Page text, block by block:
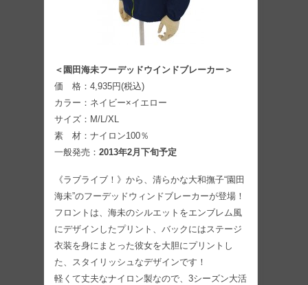
＜園田海未フーデッドウインドブレーカー＞
価 格：4,935円(税込)
カラー：ネイビー×イエロー
サイズ：M/L/XL
素 材：ナイロン100％
一般発売： 2013年2月下旬予定
《ラブライブ！》から、清らかな大和撫子“園田
海未”のフーデッドウィンドブレーカーが登場！
フロントは、海未のシルエットをエンブレム風
にデザインしたプリント、バックにはステージ
衣装を身にまとった彼女を大胆にプリントし
た、スタイリッシュなデザインです！
軽くて丈夫なナイロン製なので、3シーズン大活